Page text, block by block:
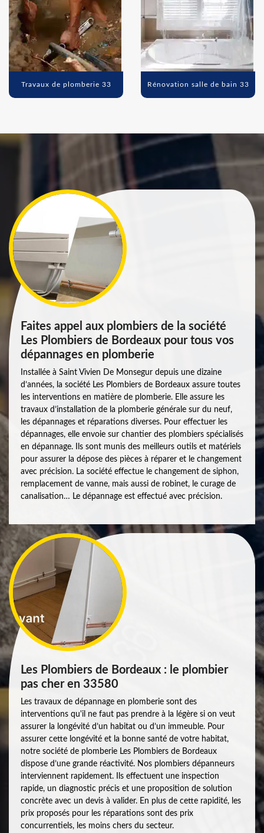
Travaux de plomberie 33 Rénovation salle de bain 33
Faites appel aux plombiers de la société
Les Plombiers de Bordeaux pour tous vos
dépannages en plomberie
Installée à Saint Vivien De Monsegur depuis une dizaine
d’années, la société Les Plombiers de Bordeaux assure toutes
les interventions en matière de plomberie. Elle assure les
travaux d’installation de la plomberie générale sur du neuf,
les dépannages et réparations diverses. Pour effectuer les
dépannages, elle envoie sur chantier des plombiers spécialisés
en dépannage. Ils sont munis des meilleurs outils et matériels
pour assurer la dépose des pièces à réparer et le changement
avec précision. La société effectue le changement de siphon,
remplacement de vanne, mais aussi de robinet, le curage de
canalisation… Le dépannage est effectué avec précision.
Les Plombiers de Bordeaux : le plombier
pas cher en 33580
Les travaux de dépannage en plomberie sont des
interventions qu'il ne faut pas prendre à la légère si on veut
assurer la longévité d’un habitat ou d’un immeuble. Pour
assurer cette longévité et la bonne santé de votre habitat,
notre société de plomberie Les Plombiers de Bordeaux
dispose d’une grande réactivité. Nos plombiers dépanneurs
interviennent rapidement. Ils effectuent une inspection
rapide, un diagnostic précis et une proposition de solution
concrète avec un devis à valider. En plus de cette rapidité, les
prix proposés pour les réparations sont des prix
concurrentiels, les moins chers du secteur.